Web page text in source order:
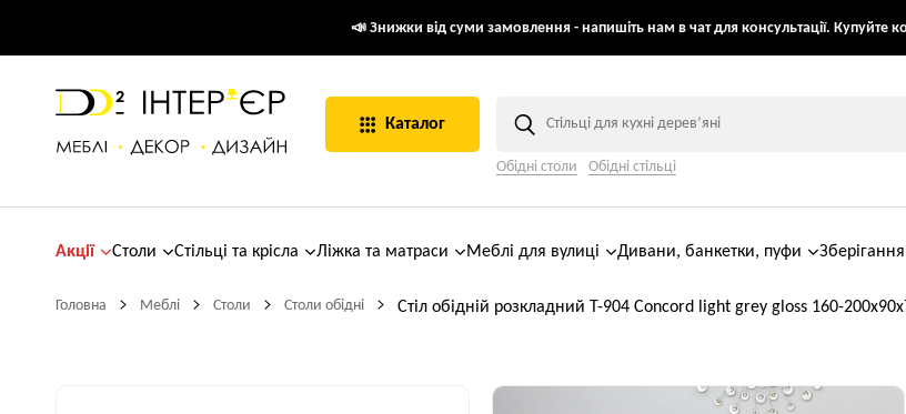
📣 Знижки від суми замовлення - напишіть нам в чат для консультації. Купуйте
Каталог
Обідні столи Обідні стільці
Акції Столи Стільці та крісла Ліжка та матраси Меблі для вулиці Дивани, банкетки, пуфи Зберігання
Головна Меблі Столи Столи обідні Стіл обідній розкладний T-904 Concord light grey gloss 160-